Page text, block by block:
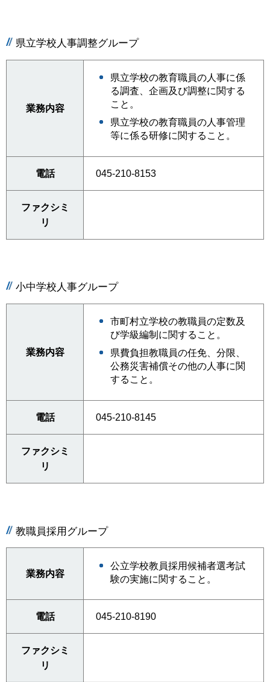
県立学校人事調整グループ
業務内容
県立学校の教育職員の人事に係
る調査、企画及び調整に関する
こと。
県立学校の教育職員の人事管理
等に係る研修に関すること。
電話 045-210-8153
ファクシミ
リ
小中学校人事グループ
業務内容
市町村立学校の教職員の定数及
び学級編制に関すること。
県費負担教職員の任免、分限、
公務災害補償その他の人事に関
すること。
電話 045-210-8145
ファクシミ
リ
教職員採用グループ
業務内容
公立学校教員採用候補者選考試
験の実施に関すること。
電話 045-210-8190
ファクシミ
リ